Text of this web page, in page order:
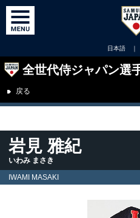
日本語 ｜
全世代侍ジャパン選
戻る
岩見 雅紀
いわみ まさき
IWAMI MASAKI